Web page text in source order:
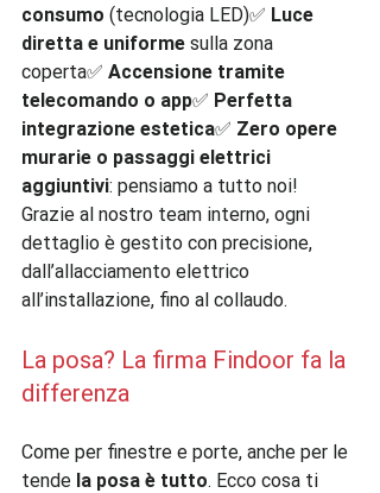
consumo (tecnologia LED)✅ Luce
diretta e uniforme sulla zona
coperta✅ Accensione tramite
telecomando o app✅ Perfetta
integrazione estetica✅ Zero opere
murarie o passaggi elettrici
aggiuntivi: pensiamo a tutto noi!
Grazie al nostro team interno, ogni
dettaglio è gestito con precisione,
dall’allacciamento elettrico
all’installazione, fino al collaudo.
La posa? La firma Findoor fa la
differenza
Come per finestre e porte, anche per le
tende la posa è tutto. Ecco cosa ti